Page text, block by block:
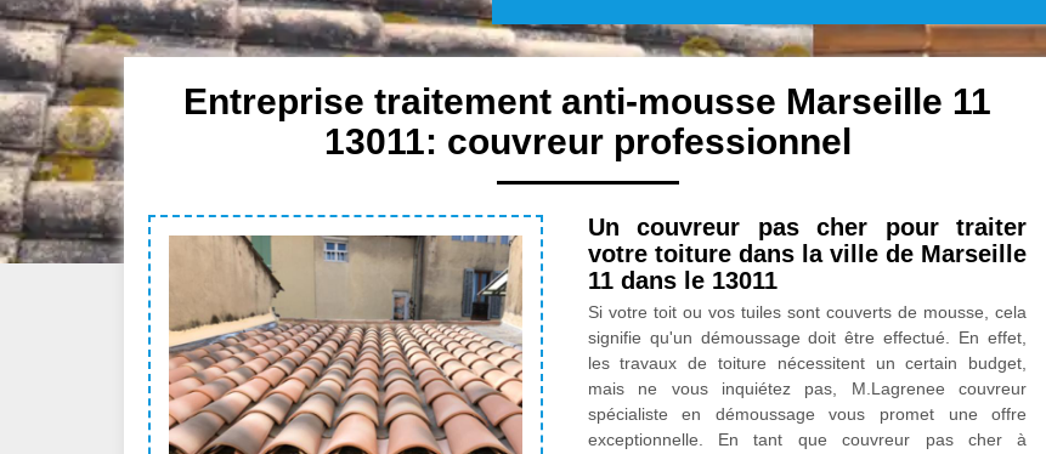
Entreprise traitement anti-mousse Marseille 11
13011: couvreur professionnel
Un couvreur pas cher pour traiter
votre toiture dans la ville de Marseille
11 dans le 13011
Si votre toit ou vos tuiles sont couverts de mousse, cela
signifie qu'un démoussage doit être effectué. En effet,
les travaux de toiture nécessitent un certain budget,
mais ne vous inquiétez pas, M.Lagrenee couvreur
spécialiste en démoussage vous promet une offre
exceptionnelle. En tant que couvreur pas cher à